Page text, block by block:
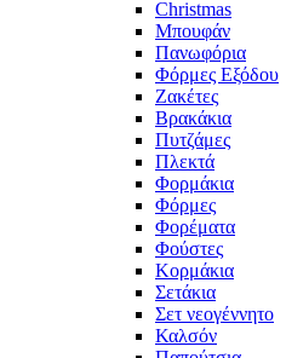
Christmas
Μπουφάν
Πανωφόρια
Φόρμες Εξόδου
Ζακέτες
Βρακάκια
Πυτζάμες
Πλεκτά
Φορμάκια
Φόρμες
Φορέματα
Φούστες
Κορμάκια
Σετάκια
Σετ νεογέννητο
Καλσόν